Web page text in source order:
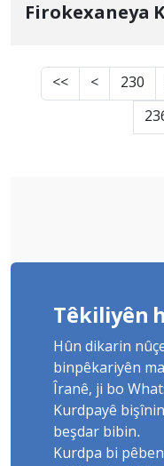
Firokexaneya
<< < 230
Têkiliyên
Hûn dikarin
binpêkariyên
Îranê, ji bo
Kurdpayê
beşdar bibin.
Kurdpa bi